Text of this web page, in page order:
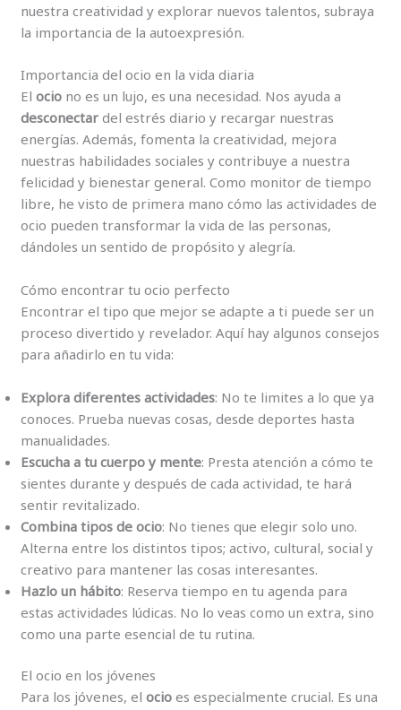
nuestra creatividad y explorar nuevos talentos, subraya
la importancia de la autoexpresión.
Importancia del ocio en la vida diaria
Elocio no es un lujo, es una necesidad. Nos ayuda a
desconectar del estrés diario y recargar nuestras
energías. Además, fomenta la creatividad, mejora
nuestras habilidades sociales y contribuye a nuestra
felicidad y bienestar general. Como monitor de tiempo
libre, he visto de primera mano cómo las actividades de
ocio pueden transformar la vida de las personas,
dándoles un sentido de propósito y alegría.
Cómo encontrar tu ocio perfecto
Encontrar el tipo que mejor se adapte a ti puede ser un
proceso divertido y revelador. Aquí hay algunos consejos
para añadirlo en tu vida:
Explora diferentes actividades: No te limites a lo que ya
conoces. Prueba nuevas cosas, desde deportes hasta
manualidades.
Escucha a tu cuerpo y mente: Presta atención a cómo te
sientes durante y después de cada actividad, te hará
sentir revitalizado.
Combina tipos de ocio: No tienes que elegir solo uno.
Alterna entre los distintos tipos; activo, cultural, social y
creativo para mantener las cosas interesantes.
Hazlo un hábito: Reserva tiempo en tu agenda para
estas actividades lúdicas. No lo veas como un extra, sino
como una parte esencial de tu rutina.
El ocio en los jóvenes
Para los jóvenes, elocio es especialmente crucial. Es una